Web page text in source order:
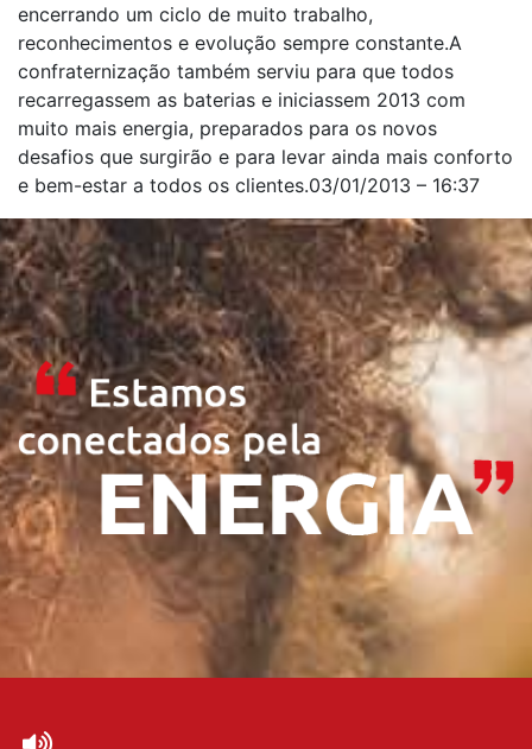
encerrando um ciclo de muito trabalho,
reconhecimentos e evolução sempre constante.A
confraternização também serviu para que todos
recarregassem as baterias e iniciassem 2013 com
muito mais energia, preparados para os novos
desafios que surgirão e para levar ainda mais conforto
e bem-estar a todos os clientes.03/01/2013 – 16:37